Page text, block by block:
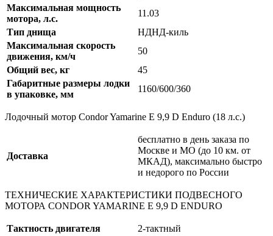
Максимальная мощность
мотора, л.с.
11.03
Тип днища
НДНД-киль
Максимальная скорость
движения, км/ч
50
Общий вес, кг
45
Габаритные размеры лодки
в упаковке, мм
1160/600/360
Лодочный мотор Condor Yamarine E 9,9 D Enduro (18 л.с.)
Доставка
бесплатно в день заказа по
Москве и МО (до 10 км. от
МКАД), максимально быстро
и недорого по России
ТЕХНИЧЕСКИЕ ХАРАКТЕРИСТИКИ ПОДВЕСНОГО
МОТОРА CONDOR YAMARINE E 9,9 D ENDURO
Тактность двигателя 2-тактный